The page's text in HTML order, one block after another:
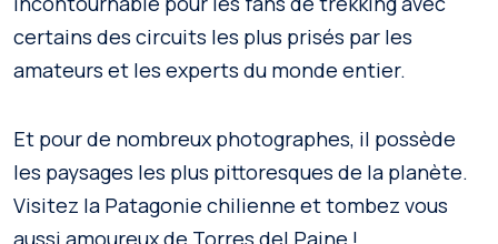
certains des circuits les plus prisés par les
amateurs et les experts du monde entier.
Et pour de nombreux photographes, il possède
les paysages les plus pittoresques de la planète.
Visitez la Patagonie chilienne et tombez vous
aussi amoureux de Torres del Paine !